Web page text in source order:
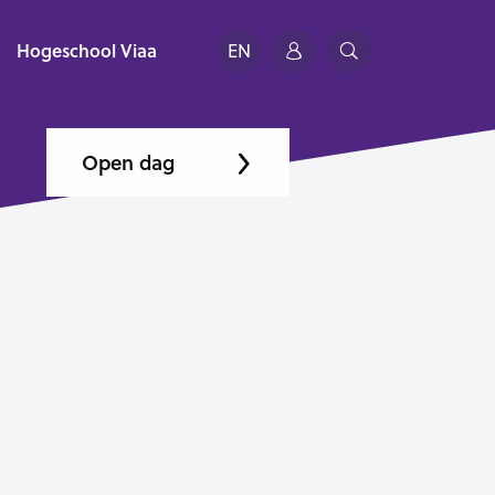
Hogeschool Viaa EN
Open dag